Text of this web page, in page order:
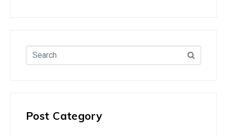
Post Category